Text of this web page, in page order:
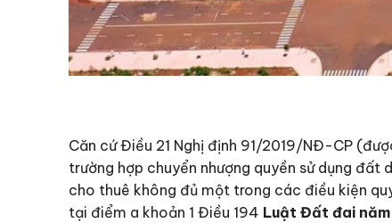
Căn cứ Điều 21 Nghị định 91/2019/NĐ-CP
trường hợp chuyển nhượng quyền sử dụng đất
cho thuê không đủ một trong các điều kiện
tại điểm a khoản 1 Điều 194 Luật Đất đai năm